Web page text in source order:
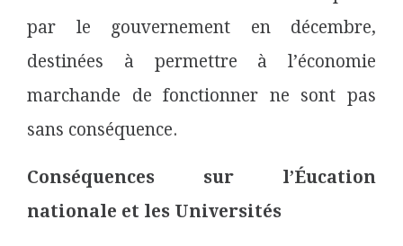
par le gouvernement en décembre,
destinées à permettre à l’économie
marchande de fonctionner ne sont pas
sans conséquence.
Conséquences sur l’Éucation
nationale et les Universités